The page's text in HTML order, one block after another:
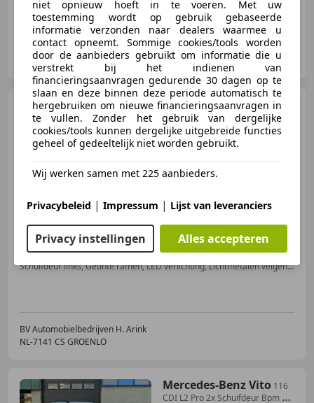
BV Automobielbedrijven H. Arink
NL-7141 CS GROENLO
Mercedes-Benz Sprinter
319 L3H2 2x Schuifdeur BPM vrij
Distronic Digitale
€ 62.950
12/2024 16 km Diesel
141 kW (192 PK)
Schuifdeur links, Getinte ramen, LED verlichting, Lichtmetalen velgen, ABS, Adaptieve Cruise Control, LED dagrijverlichting, Centrale deurvergrendeling met afstandsbediening
BV Automobielbedrijven H. Arink
NL-7141 CS GROENLO
Mercedes-Benz Vito 116
CDI L2 Pro 2x Schuifdeur Bpm vrij
niet opnieuw hoeft in te voeren. Met uw
toestemming wordt op gebruik gebaseerde
informatie verzonden naar dealers waarmee u
contact opneemt. Sommige cookies/tools worden
door de aanbieders gebruikt om informatie die u
verstrekt bij het indienen van
financieringsaanvragen gedurende 30 dagen op te
slaan en deze binnen deze periode automatisch te
hergebruiken om nieuwe financieringsaanvragen in
te vullen. Zonder het gebruik van dergelijke
cookies/tools kunnen dergelijke uitgebreide functies
geheel of gedeeltelijk niet worden gebruikt.
Wij werken samen met 225 aanbieders.
Privacybeleid | Impressum | Lijst van leveranciers
Privacy instellingen Alles accepteren